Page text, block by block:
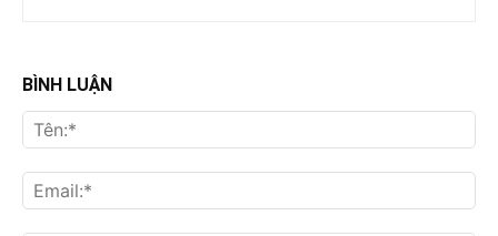
BÌNH LUẬN